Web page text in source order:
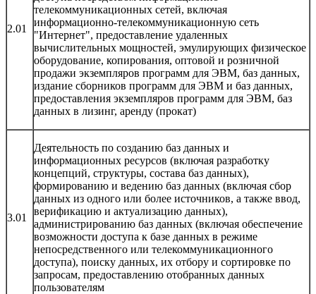
2.01
телекоммуникационных сетей, включая
информационно-телекоммуникационную сеть
"Интернет", предоставление удаленных
вычислительных мощностей, эмулирующих физическое
оборудование, копирования, оптовой и розничной
продажи экземпляров программ для ЭВМ, баз данных,
издание сборников программ для ЭВМ и баз данных,
предоставления экземпляров программ для ЭВМ, баз
данных в лизинг, аренду (прокат)
3.01
Деятельность по созданию баз данных и
информационных ресурсов (включая разработку
концепций, структуры, состава баз данных),
формированию и ведению баз данных (включая сбор
данных из одного или более источников, а также ввод,
верификацию и актуализацию данных),
администрированию баз данных (включая обеспечение
возможности доступа к базе данных в режиме
непосредственного или телекоммуникационного
доступа), поиску данных, их отбору и сортировке по
запросам, предоставлению отобранных данных
пользователям